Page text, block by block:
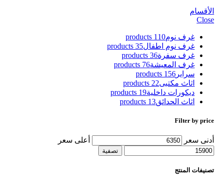
الأقسام
Close
غرف نوم110 products
غرف نوم اطفال35 products
غرف سفرة36 products
غرف المعيشة76 products
سراير 156 products
اثاث مكتبى22 products
ديكورات داخلية19 products
اثاث الحدائق13 products
Filter by price
أدنى سعر أعلى سعر
تصفية
تصنيفات المنتج